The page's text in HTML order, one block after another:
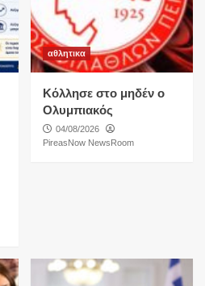
αθλητικα
Κόλλησε στο μηδέν ο
Ολυμπιακός
04/08/2026
PireasNow NewsRoom